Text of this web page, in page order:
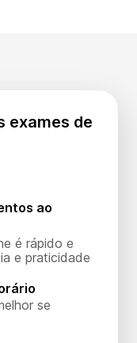
exames de
ao
é rápido e
e praticidade
se